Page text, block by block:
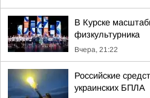
В Курске
физкультурника
Вчера, 21:22
Российские
украинских БПЛА